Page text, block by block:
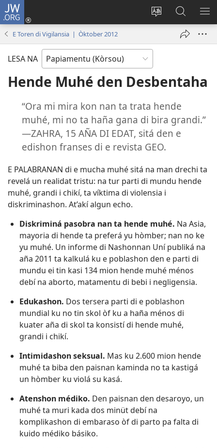
JW.ORG
Kambia
Log
window)
Buska
Riba
JW.ORG
E Toren di Vigilansia | Òktober 2012
LESA NA
Hende Muhé den Desbentaha
“Ora mi mira kon nan ta trata hende
muhé, mi no ta haña gana di bira grandi.”
—ZAHRA, 15 AÑA DI EDAT, sitá den e
edishon franses di e revista GEO.
E PALABRANAN di e mucha muhé sitá na man drechi ta
revelá un realidat tristu: na tur parti di mundu hende
muhé, grandi i chikí, ta víktima di violensia i
diskriminashon. At’akí algun echo.
Diskriminá pasobra nan ta hende muhé. Na Asia,
mayoria di hende ta preferá yu hòmber; nan no ke
yu muhé. Un informe di Nashonnan Uní publiká na
aña 2011 ta kalkulá ku e poblashon den e parti di
mundu ei tin kasi 134 mion hende muhé ménos
debí na aborto, matamentu di bebi i negligensia.
Edukashon. Dos tersera parti di e poblashon
mundial ku no tin skol òf ku a haña ménos di
kuater aña di skol ta konsistí di hende muhé,
grandi i chikí.
Intimidashon seksual. Mas ku 2.600 mion hende
muhé ta biba den paisnan kaminda no ta kastigá
un hòmber ku violá su kasá.
Atenshon médiko. Den paisnan den desaroyo, un
muhé ta muri kada dos minüt debí na
komplikashon di embaraso òf di parto pa falta di
kuido médiko básiko.